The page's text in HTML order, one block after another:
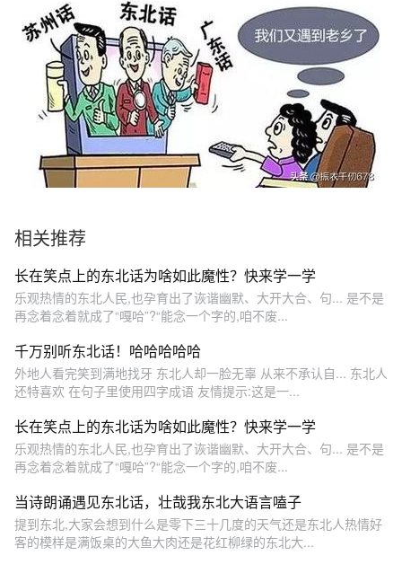
相关推荐
长在笑点上的东北话为啥如此魔性？快来学一学
乐观热情的东北人民,也孕育出了诙谐幽默、大开大合、句... 是不是
再念着念着就成了“嘎哈”?“能念一个字的,咱不废...
千万别听东北话！哈哈哈哈哈
外地人看完笑到满地找牙 东北人却一脸无辜 从来不承认自... 东北人
还特喜欢 在句子里使用四字成语 友情提示:这是一...
长在笑点上的东北话为啥如此魔性？快来学一学
乐观热情的东北人民,也孕育出了诙谐幽默、大开大合、句... 是不是
再念着念着就成了“嘎哈”?“能念一个字的,咱不废...
当诗朗诵遇见东北话，壮哉我东北大语言嗑子
提到东北,大家会想到什么是零下三十几度的天气还是东北人热情好
客的模样是满饭桌的大鱼大肉还是花红柳绿的东北大...